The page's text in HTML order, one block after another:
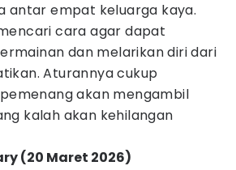
antar empat keluarga kaya.
cara agar dapat
dan melarikan diri dari
Aturannya cukup
akan mengambil
kalah akan kehilangan
(20 Maret 2026)